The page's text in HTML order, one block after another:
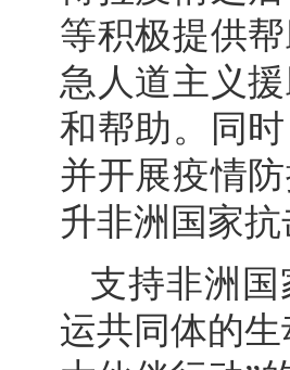
等积极提供
急人道主义
和帮助。同
并开展疫情
升非洲国家
支持非洲
运共同体的